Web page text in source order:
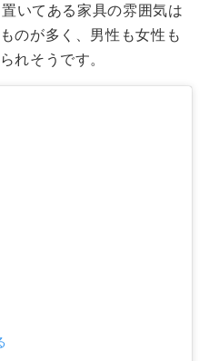
いてある家具の雰囲気は
のが多く、男性も女性も
れそうです。